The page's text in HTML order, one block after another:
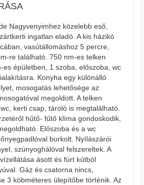
Nagyvenyimhez közelebb eső,
ingatlan eladó. A kis házikó
vasútállomáshoz 5 percre,
re található. 750 nm-es telken
es épületben, 1 szoba, előszoba, wc
Konyha egy különálló
mosogatás lehetősége az
megoldott. A telken
kerti csap, tároló is megtalálható.
hűtő- fűtő klíma gondoskodik,
Előszoba és a wc
burkolt. Nyílászárói
szúnyoghálóval felszereltek. A
ásott és fúrt kútból
Gáz és csatorna nincs,
3 köbméteres ülepítőbe történik. Az